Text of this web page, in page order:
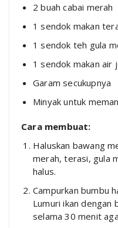
2 buah cabai merah
1 sendok makan
1 sendok teh gula
1 sendok makan air
Garam secukupnya
Minyak untuk
Cara membuat:
Haluskan bawang
merah, terasi, gula
halus.
Campurkan bumbu
Lumuri ikan dengan
selama 30 menit